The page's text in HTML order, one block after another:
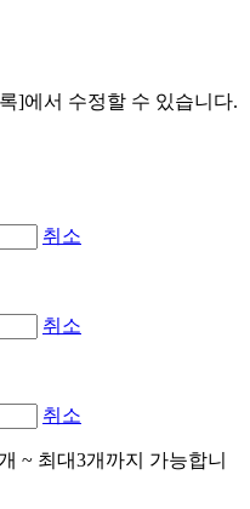
]에서 수정할 수 있습니다.
취소
취소
취소
~ 최대3개까지 가능합니